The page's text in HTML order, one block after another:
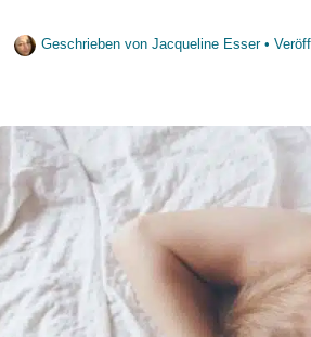
Geschrieben von Jacqueline Esser •